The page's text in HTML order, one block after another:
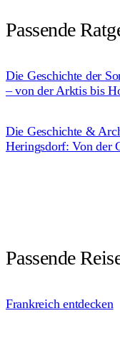
Passende
Die Geschichte der
– von der Arktis bis
Die Geschichte &
Heringsdorf: Von der
Passende
Frankreichentdecken